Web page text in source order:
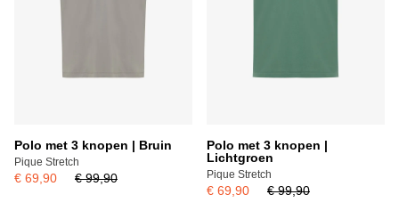
Polo met 3 knopen | Bruin
Pique Stretch
€ 69,90 € 99,90
Polo met 3 knopen |
Lichtgroen
Pique Stretch
€ 69,90 € 99,90